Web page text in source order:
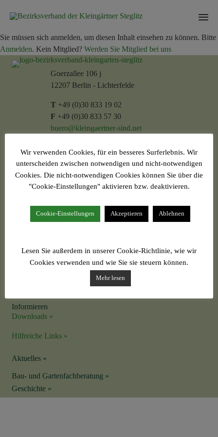
Sie müssen sich anmelden, um diesen Inhalt einsehen zu können. Bitte
Anmelden. Kein Mitglied? Werden Sie Mitglied bei uns
Goerzallee 106 j
12207 Berlin - Lichterfelde
T +49 (0)30 833 19 02
F +49 (0)30 833 57 30
buero@kleingaertner-sind.net
Rechtliches
Kontakt
| Impressum | Datenschutz | Cookie-Richtlinie
Satzung
Intern
Unser Bezirksverband
Bewerbung »
Informieren
Downloads »
Hilfreiche Links »
Aktuelles »
Bau- und Gartenfachberatung »
Geschichte »
Wir verwenden Cookies, für ein besseres Surferlebnis. Wir
unterscheiden zwischen notwendigen und nicht-notwendigen
Cookies. Die nicht-notwendigen Cookies können Sie über die
"Cookie-Einstellungen" aktivieren bzw. deaktivieren.
Cookie-Einstellungen Akzeptieren Ablehnen
Lesen Sie außerdem in unserer Cookie-Richtlinie, wie wir
Cookies verwenden und wie Sie sie steuern können.
Mehr lesen